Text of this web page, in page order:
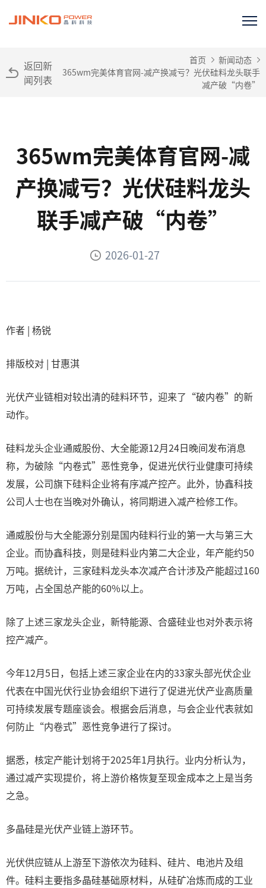
返回新
闻列表
首页
新闻动态
365wm完美体育官网-减产换减亏？光伏硅料龙头联手
减产破“内卷”
365wm完美体育官网-减
产换减亏？光伏硅料龙头
联手减产破“内卷”
2026-01-27
作者 | 杨锐‍‍‍
排版校对 | 甘惠淇
光伏产业链相对较出清的硅料环节，迎来了“破内卷”的新
动作。
硅料龙头企业通威股份、大全能源12月24日晚间发布消息
称，为破除“内卷式”恶性竞争，促进光伏行业健康可持续
发展，公司旗下硅料企业将有序减产控产。此外，协鑫科技
公司人士也在当晚对外确认，将同期进入减产检修工作。
通威股份与大全能源分别是国内硅料行业的第一大与第三大
企业。而协鑫科技，则是硅料业内第二大企业，年产能约50
万吨。据统计，三家硅料龙头本次减产合计涉及产能超过160
万吨，占全国总产能的60%以上。
除了上述三家龙头企业，新特能源、合盛硅业也对外表示将
控产减产。
今年12月5日，包括上述三家企业在内的33家头部光伏企业
代表在中国光伏行业协会组织下进行了促进光伏产业高质量
可持续发展专题座谈会。根据会后消息，与会企业代表就如
何防止“内卷式”恶性竞争进行了探讨。
据悉，核定产能计划将于2025年1月执行。业内分析认为，
通过减产实现提价，将上游价格恢复至现金成本之上是当务
之急。
多晶硅是光伏产业链上游环节。
光伏供应链从上游至下游依次为硅料、硅片、电池片及组
件。硅料主要指多晶硅基础原材料，从硅矿冶炼而成的工业